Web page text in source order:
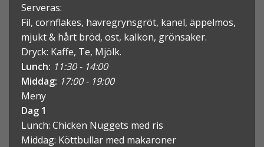
Serveras:
Fil, cornflakes, havregrynsgröt, kanel, äppelmos,
mjukt & hårt bröd, ost, kalkon, grönsaker.
Dryck: Kaffe, Te, Mjölk.
Lunch: 11:30 - 14:00
Middag: 17:00 - 19:00
Meny
Dag 1
Lunch: Chicken Nuggets med ris
Middag: Köttbullar med makaroner